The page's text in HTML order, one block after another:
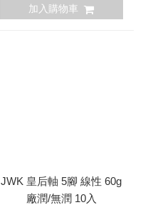
加入購物車
JWK 皇后軸 5腳 線性 60g
廠潤/無潤 10入